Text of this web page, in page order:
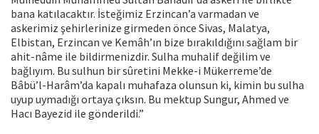
bana katılacaktır. İsteğimiz Erzincan’a varmadan ve
askerimiz şehirlerinize girmeden önce Sivas, Malatya,
Elbistan, Erzincan ve Kemâh’ın bize bırakıldığını sağlam bir
ahit-nâme ile bildirmenizdir. Sulha muhalif değilim ve
bağlıyım. Bu sulhun bir sûretini Mekke-i Mükerreme’de
Bâbü’l-Harâm’da kapalı muhafaza olunsun ki, kimin bu sulha
uyup uymadığı ortaya çıksın. Bu mektup Sungur, Ahmed ve
Hacı Bayezid ile gönderildi.”